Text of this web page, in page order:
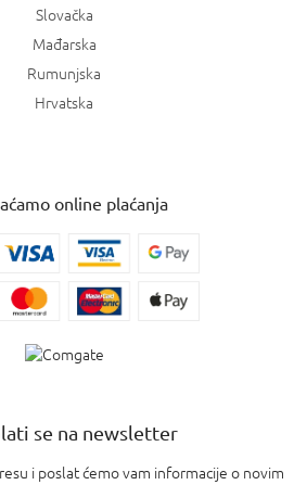
Slovačka
Mađarska
Rumunjska
Hrvatska
online plaćanja
se na newsletter
i poslat ćemo vam informacije o novim